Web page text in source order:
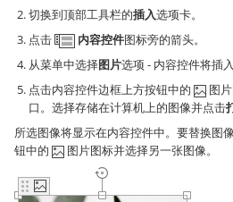
切换到顶部工具栏的插入选项卡。
点击
内容控件图标旁的箭头。
从菜单中选择图片选项 - 内容控件将插
点击内容控件边框上方按钮中的
图
口。选择存储在计算机上的图像并点击
所选图像将显示在内容控件中。要替换图
钮中的
图片图标并选择另一张图像。